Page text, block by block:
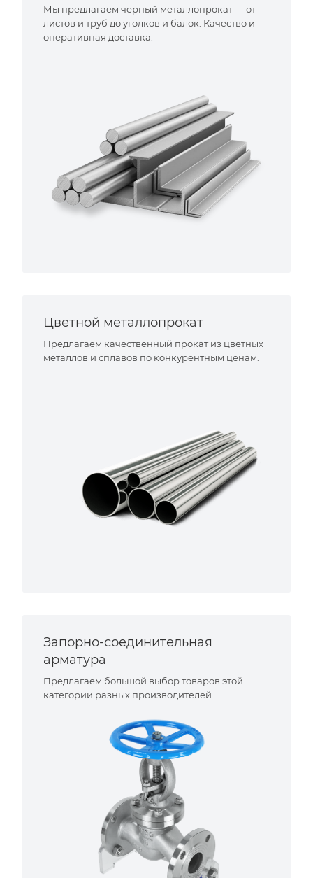
Мы предлагаем черный металлопрокат — от
листов и труб до уголков и балок. Качество и
оперативная доставка.
Цветной металлопрокат
Предлагаем качественный прокат из цветных
металлов и сплавов по конкурентным ценам.
Запорно-соединительная
арматура
Предлагаем большой выбор товаров этой
категории разных производителей.